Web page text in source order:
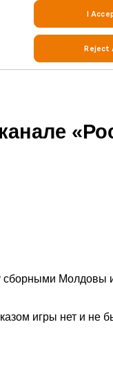
сборными Молдовы
игры нет и не